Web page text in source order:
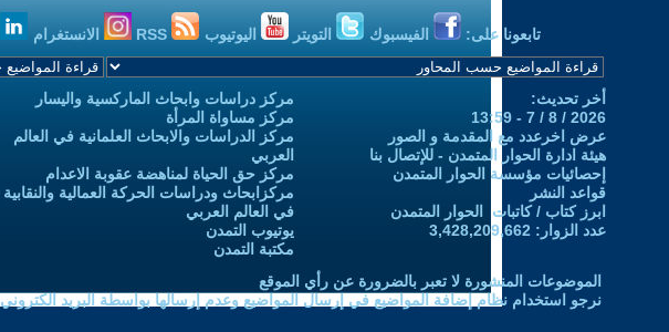
تابعونا على: الفيسبوك التويتر اليوتيوب الانستغرام
أخر تحديث:
2026 / 8 / 7 - 13:59
عرض اخرعدد مع المقدمة و الصور
هيئة ادارة الحوار المتمدن - للإتصال بنا
إحصائيات مؤسسة الحوار المتمدن
قواعد النشر
ابرز كتاب / كاتبات الحوار المتمدن
عدد الزوار: 3,428,209,662
مركز دراسات وابحاث الماركسية واليسار
مركز مساواة المرأة
مركز الدراسات والابحاث العلمانية في العالم
العربي
مركز حق الحياة لمناهضة عقوبة الاعدام
مركزابحاث ودراسات الحركة العمالية والنقابية
في العالم العربي
يوتيوب التمدن
مكتبة التمدن
الموضوعات المنشورة لا تعبر بالضرورة عن رأي الموقع
نرجو استخدام نظام إضافة المواضيع في إرسال المواضيع وعدم إرسالها بواسطة البريد الكتروني